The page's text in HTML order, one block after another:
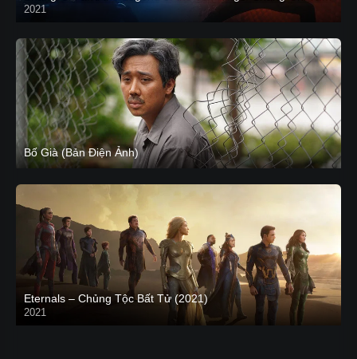
2021
CAM
Bố Già (Bản Điện Ảnh)
Eternals – Chủng Tộc Bất Tử (2021)
2021
Trailer